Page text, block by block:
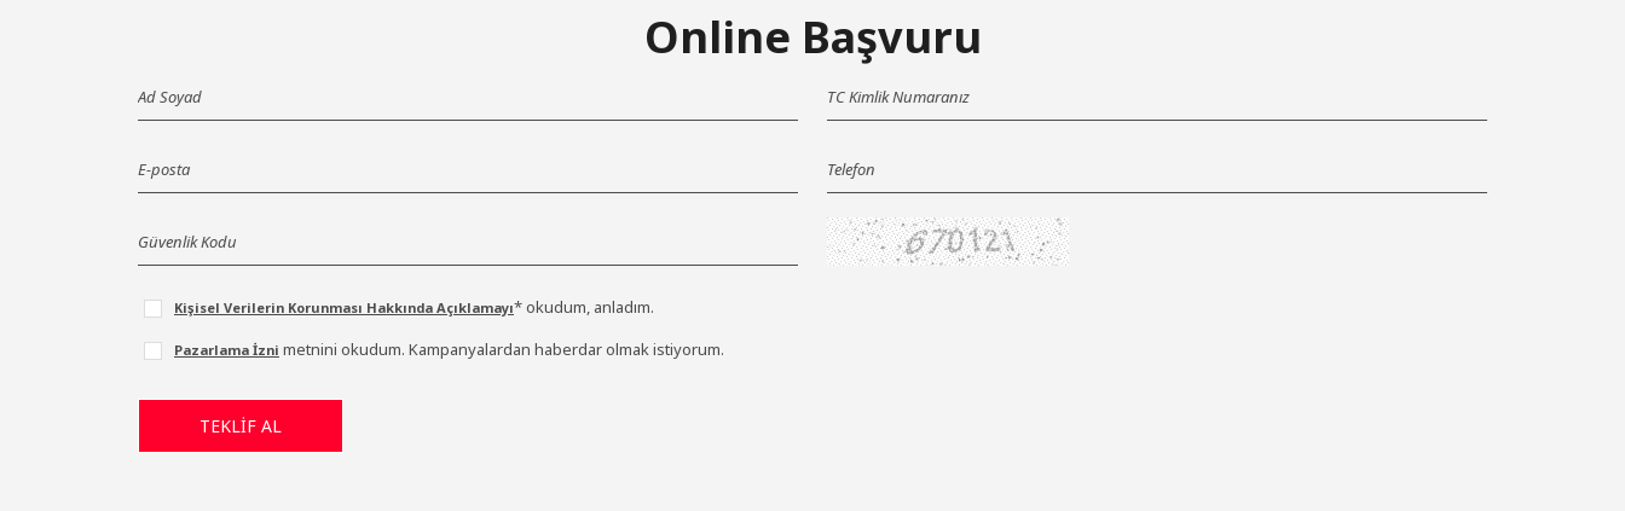
Online Başvuru
Kişisel Verilerin Korunması Hakkında Açıklamayı* okudum, anladım.
Pazarlama İzni metnini okudum. Kampanyalardan haberdar olmak istiyorum.